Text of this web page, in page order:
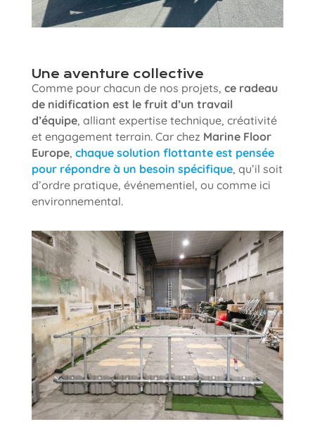
Une aventure collective
Comme pour chacun de nos projets, ce radeau
de nidification est le fruit d’un travail
d’équipe, alliant expertise technique, créativité
et engagement terrain. Car chez Marine Floor
Europe, chaque solution flottante est pensée
pour répondre à un besoin spécifique, qu’il soit
d’ordre pratique, événementiel, ou comme ici
environnemental.